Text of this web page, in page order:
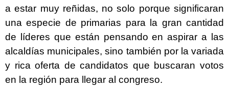
a estar muy reñidas, no solo porque significaran
una especie de primarias para la gran cantidad
de líderes que están pensando en aspirar a las
alcaldías municipales, sino también por la variada
y rica oferta de candidatos que buscaran votos
en la región para llegar al congreso.